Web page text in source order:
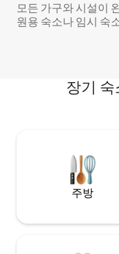
모든 가구와 시설이
원용 숙소나 임시 숙
장기
주방